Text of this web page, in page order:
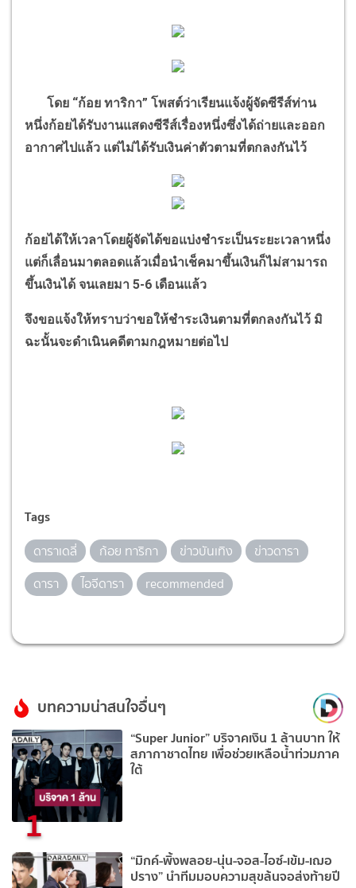
โดย “ก้อย ทาริกา” โพสต์ว่าเรียนแจ้งผู้จัดซีรีส์ท่าน
หนึ่งก้อยได้รับงานแสดงซีรีส์เรื่องหนึ่งซึ่งได้ถ่ายและออก
อากาศไปแล้ว แต่ไม่ได้รับเงินค่าตัวตามที่ตกลงกันไว้
ก้อยได้ให้เวลาโดยผู้จัดได้ขอแบ่งชำระเป็นระยะเวลาหนึ่ง
แต่ก็เลื่อนมาตลอดแล้วเมื่อนำเช็คมาขึ้นเงินก็ไม่สามารถ
ขึ้นเงินได้ จนเลยมา 5-6 เดือนแล้ว
จึงขอแจ้งให้ทราบว่าขอให้ชำระเงินตามที่ตกลงกันไว้ มิ
ฉะนั้นจะดำเนินคดีตามกฎหมายต่อไป
Tags
ดาราเดลี่ ก้อย ทาริกา ข่าวบันเทิง
ข่าวดารา
ดารา
ไอจีดารา recommended
บทความน่าสนใจอื่นๆ
1
“Super Junior” บริจาคเงิน 1 ล้านบาท ให้
สภากาชาดไทย เพื่อช่วยเหลือน้ำท่วมภาค
ใต้
“มิกค์-พิ้งพลอย-นุ่น-จอส-ไอซ์-เข้ม-เฌอ
ปราง” นำทีมมอบความสุขล้นจอส่งท้ายปี